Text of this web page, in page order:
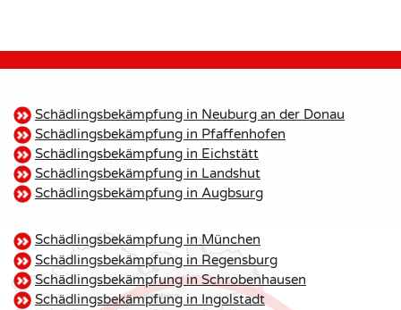
Schädlingsbekämpfung in Neuburg an der Donau
Schädlingsbekämpfung in Pfaffenhofen
Schädlingsbekämpfung in Eichstätt
Schädlingsbekämpfung in Landshut
Schädlingsbekämpfung in Augbsurg
Schädlingsbekämpfung in München
Schädlingsbekämpfung in Regensburg
Schädlingsbekämpfung in Schrobenhausen
Schädlingsbekämpfung in Ingolstadt